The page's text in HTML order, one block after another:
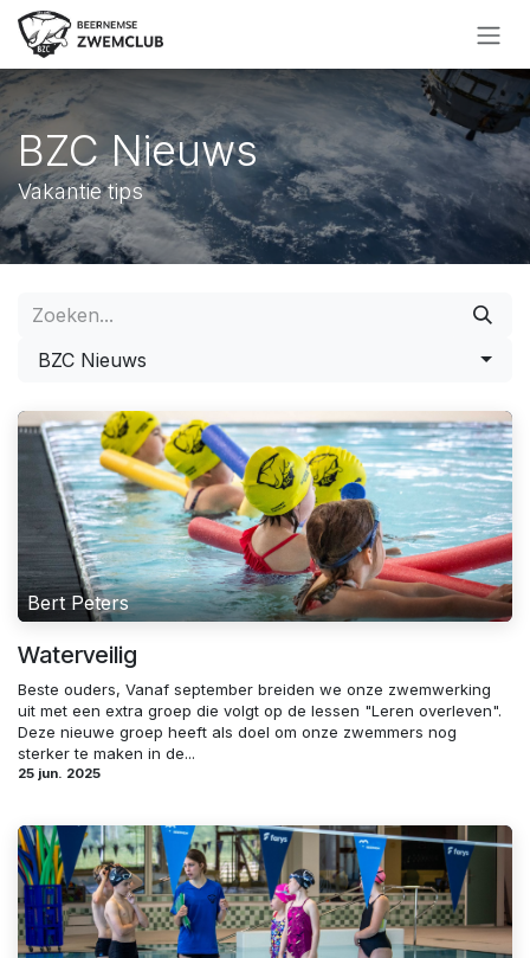
Overslaan naar inhoud
BZC Nieuws
Vakantie tips
BZC Nieuws
Bert Peters
Waterveilig
Beste ouders, Vanaf september breiden we onze zwemwerking
uit met een extra groep die volgt op de lessen "Leren overleven".
Deze nieuwe groep heeft als doel om onze zwemmers nog
sterker te maken in de...
25 jun. 2025